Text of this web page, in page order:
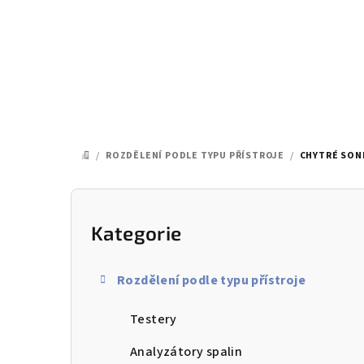
DOMŮ
/ ROZDĚLENÍ PODLE TYPU PŘÍSTROJE / CHYTRÉ
P
Přeskočit
kategorie
Kategorie
Rozdělení podle typu přístroje
Testery
Analyzátory spalin